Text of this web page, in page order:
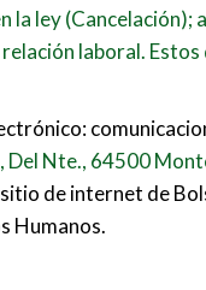
ley (Cancelación);
laboral.
Del Nte., 64500
de internet de
Humanos.